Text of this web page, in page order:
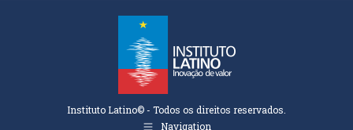
Instituto Latino© - Todos os direitos reservados.
Navigation